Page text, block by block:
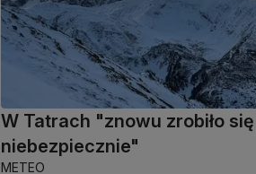
W Tatrach "znowu zrobiło się
niebezpiecznie"
METEO